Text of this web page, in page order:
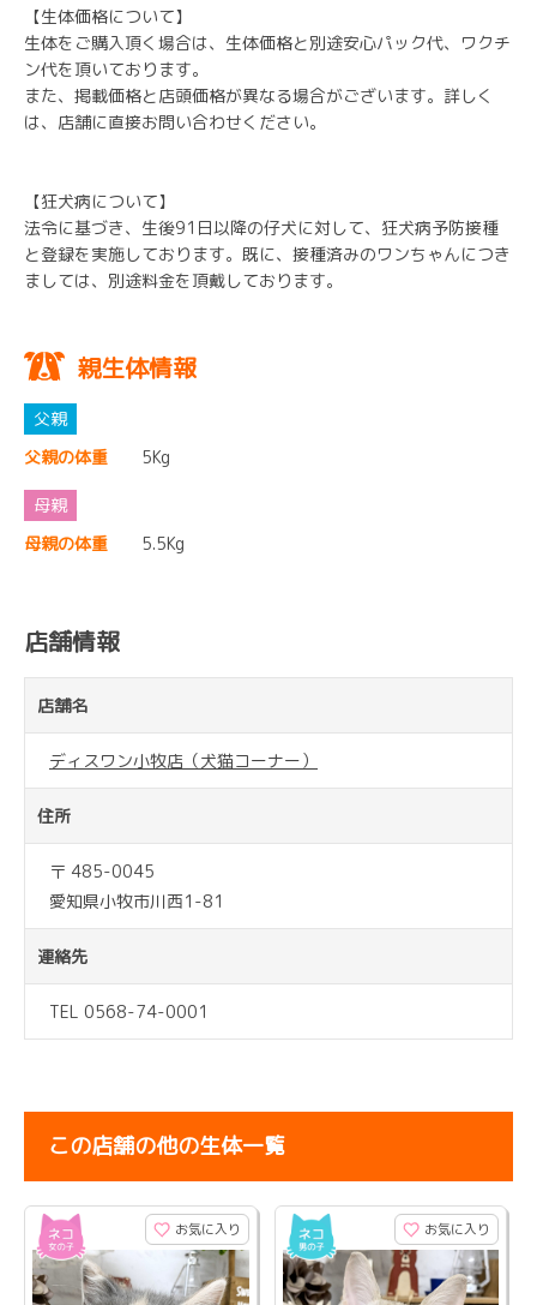
【生体価格について】
生体をご購入頂く場合は、生体価格と別途安心パック代、ワクチ
ン代を頂いております。
また、掲載価格と店頭価格が異なる場合がございます。詳しく
は、店舗に直接お問い合わせください。
【狂犬病について】
法令に基づき、生後91日以降の仔犬に対して、狂犬病予防接種
と登録を実施しております。既に、接種済みのワンちゃんにつき
ましては、別途料金を頂戴しております。
親生体情報
父親の体重 5Kg
母親の体重 5.5Kg
店舗情報
店舗名
ディスワン小牧店（犬猫コーナー）
住所
〒 485-0045
愛知県小牧市川西1-81
連絡先
TEL 0568-74-0001
この店舗の他の生体一覧
お気に入り お気に入り